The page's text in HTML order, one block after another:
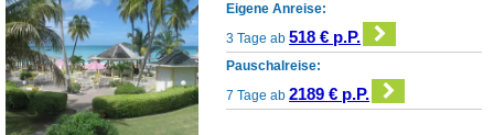
Eigene Anreise:
3 Tage ab518 € p.P.
Pauschalreise:
7 Tage ab2189 € p.P.